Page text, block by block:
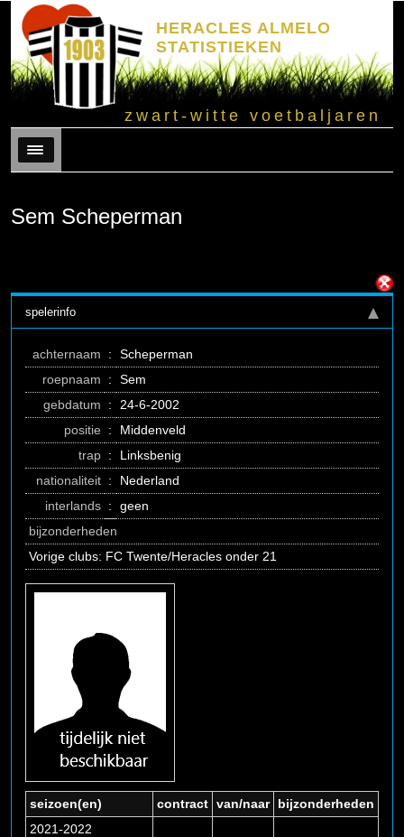
HERACLES ALMELO
STATISTIEKEN
zwart-witte voetbaljaren
Menu
Sem Scheperman
spelerinfo
achternaam :
Scheperman
roepnaam
:
Sem
gebdatum
:
24-6-2002
positie :
Middenveld
trap :
Linksbenig
nationaliteit :
Nederland
interlands :
geen
bijzonderheden
Vorige clubs: FC Twente/Heracles onder 21
seizoen(en) contract van/naar
bijzonderheden
2021-2022